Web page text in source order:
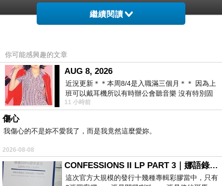
繼續閱讀
你可能感興趣的文章
AUG 8, 2026
近況更新＊＊本周8/4是入職滿三個月＊＊ 因為上
班可以戴耳機所以有時辦公會聽音樂 沒有特別固
定哪天但就是一周某一天會固定聽'90
11 小時前
傷心
我傷心的不是妳不愛我了，而是我竟然這麼愛妳。
2026-08-08
CONFESSIONS II LP PART 3｜娜語錄II LP PART 3
這次官方大規模的發行十幾種專輯彩膠當中，只有